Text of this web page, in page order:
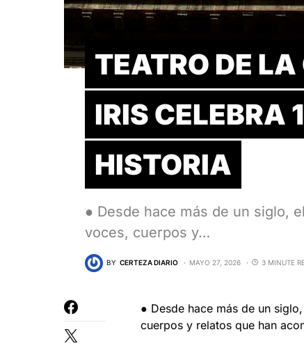
TEATRO DE
IRIS CELEBRA
HISTORIA
● Desde hace más de un siglo,
voces, cuerpos y…
BY CERTEZA DIARIO MAYO 27, 2026 3 MINUTE
● Desde hace más de un
cuerpos y relatos que han